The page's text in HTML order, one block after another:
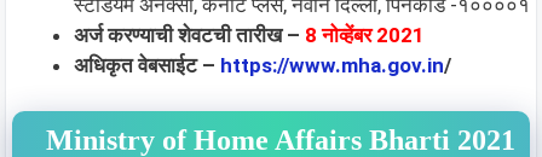
अर्ज करण्याची शेवटची तारीख – 8 नोव्हेंबर 2021
अधिकृत वेबसाईट – https://www.mha.gov.in/
Ministry of Home Affairs Bharti 2021